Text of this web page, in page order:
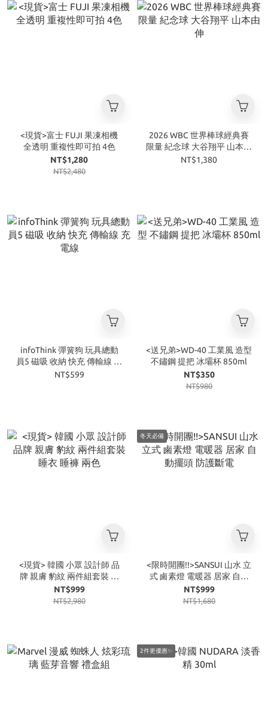
<現貨>富士 FUJI 果凍相機
全透明 重複性即可拍 4色
NT$1,280
NT$2,480
2026 WBC 世界棒球經典賽
限量 紀念球 大谷翔平 山本由
伸
NT$1,380
infoThink 彈簧狗 玩具總動
員5 磁吸 收納 快充 傳輸線 充
電線
NT$599
<送兄弟>WD-40 工業風 造型
不鏽鋼 提把 冰壩杯 850ml
NT$350
NT$980
<現貨> 韓國 小眾 設計師 品
牌 親膚 豹紋 兩件組套裝 睡
衣 睡褲 兩色
NT$999
NT$2,980
冬天必備
<限時開團!!>SANSUI 山水 立
式 鹵素燈 電暖器 居家 自動
擺頭 防護斷電
NT$999
NT$1,680
2件更優惠✨